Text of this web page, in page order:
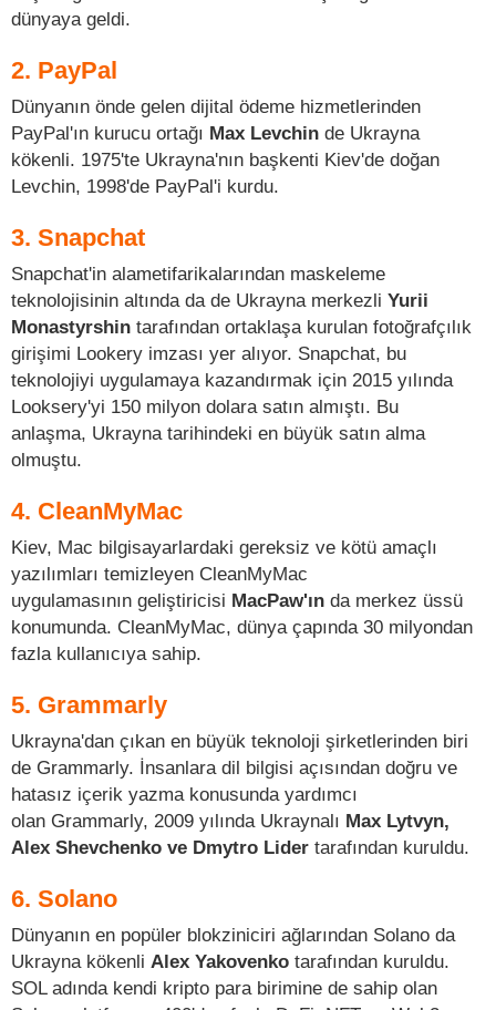
dünyaya geldi.
2. PayPal
Dünyanın önde gelen dijital ödeme hizmetlerinden
PayPal'ın kurucu ortağı Max Levchin de Ukrayna
kökenli. 1975'te Ukrayna'nın başkenti Kiev'de doğan
Levchin, 1998'de PayPal'i kurdu.
3. Snapchat
Snapchat'in alametifarikalarından maskeleme
teknolojisinin altında da de Ukrayna merkezli Yurii
Monastyrshin tarafından ortaklaşa kurulan fotoğrafçılık
girişimi Lookery imzası yer alıyor. Snapchat, bu
teknolojiyi uygulamaya kazandırmak için 2015 yılında
Looksery'yi 150 milyon dolara satın almıştı. Bu
anlaşma, Ukrayna tarihindeki en büyük satın alma
olmuştu.
4. CleanMyMac
Kiev, Mac bilgisayarlardaki gereksiz ve kötü amaçlı
yazılımları temizleyen CleanMyMac
uygulamasının geliştiricisi MacPaw'ın da merkez üssü
konumunda. CleanMyMac, dünya çapında 30 milyondan
fazla kullanıcıya sahip.
5. Grammarly
Ukrayna'dan çıkan en büyük teknoloji şirketlerinden biri
de Grammarly. İnsanlara dil bilgisi açısından doğru ve
hatasız içerik yazma konusunda yardımcı
olan Grammarly, 2009 yılında Ukraynalı Max Lytvyn,
Alex Shevchenko ve Dmytro Lider tarafından kuruldu.
6. Solano
Dünyanın en popüler blokziniciri ağlarından Solano da
Ukrayna kökenli Alex Yakovenko tarafından kuruldu.
SOL adında kendi kripto para birimine de sahip olan